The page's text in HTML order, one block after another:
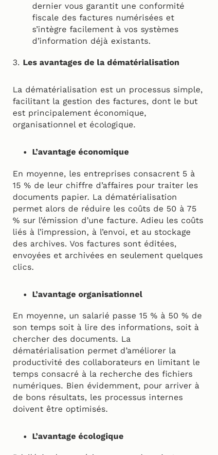
dernier vous garantit une conformité
fiscale des factures numérisées et
s’intègre facilement à vos systèmes
d’information déjà existants.
3. Les avantages de la dématérialisation
La dématérialisation est un processus simple,
facilitant la gestion des factures, dont le but
est principalement économique,
organisationnel et écologique.
L’avantage économique
En moyenne, les entreprises consacrent 5 à
15 % de leur chiffre d’affaires pour traiter les
documents papier. La dématérialisation
permet alors de réduire les coûts de 50 à 75
% sur l’émission d’une facture. Adieu les coûts
liés à l’impression, à l’envoi, et au stockage
des archives. Vos factures sont éditées,
envoyées et archivées en seulement quelques
clics.
L’avantage organisationnel
En moyenne, un salarié passe 15 % à 50 % de
son temps soit à lire des informations, soit à
chercher des documents. La
dématérialisation permet d’améliorer la
productivité des collaborateurs en limitant le
temps consacré à la recherche des fichiers
numériques. Bien évidemment, pour arriver à
de bons résultats, les processus internes
doivent être optimisés.
L’avantage écologique